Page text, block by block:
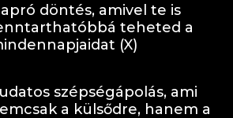
döntés, amivel te is
teheted a
(X)
szépségápolás, ami
a külsődre, hanem a